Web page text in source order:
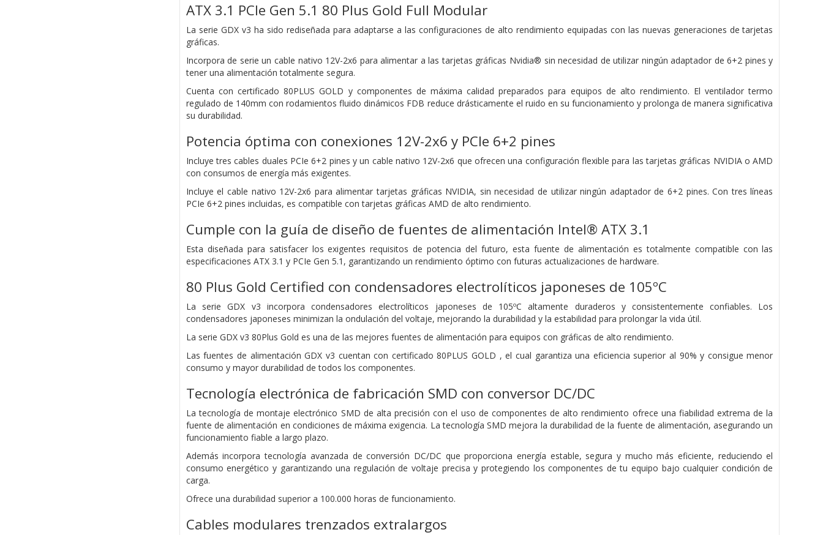
ATX 3.1 PCIe Gen 5.1 80 Plus Gold Full Modular
La serie GDX v3 ha sido rediseñada para adaptarse a las configuraciones de alto rendimiento equipadas con las nuevas generaciones de tarjetas
gráficas.
Incorpora de serie un cable nativo 12V-2x6 para alimentar a las tarjetas gráficas Nvidia® sin necesidad de utilizar ningún adaptador de 6+2 pines y
tener una alimentación totalmente segura.
Cuenta con certificado 80PLUS GOLD y componentes de máxima calidad preparados para equipos de alto rendimiento. El ventilador termo
regulado de 140mm con rodamientos fluido dinámicos FDB reduce drásticamente el ruido en su funcionamiento y prolonga de manera significativa
su durabilidad.
Potencia óptima con conexiones 12V-2x6 y PCIe 6+2 pines
Incluye tres cables duales PCIe 6+2 pines y un cable nativo 12V-2x6 que ofrecen una configuración flexible para las tarjetas gráficas NVIDIA o AMD
con consumos de energía más exigentes.
Incluye el cable nativo 12V-2x6 para alimentar tarjetas gráficas NVIDIA, sin necesidad de utilizar ningún adaptador de 6+2 pines. Con tres líneas
PCIe 6+2 pines incluidas, es compatible con tarjetas gráficas AMD de alto rendimiento.
Cumple con la guía de diseño de fuentes de alimentación Intel® ATX 3.1
Esta diseñada para satisfacer los exigentes requisitos de potencia del futuro, esta fuente de alimentación es totalmente compatible con las
especificaciones ATX 3.1 y PCIe Gen 5.1, garantizando un rendimiento óptimo con futuras actualizaciones de hardware.
80 Plus Gold Certified con condensadores electrolíticos japoneses de 105ºC
La serie GDX v3 incorpora condensadores electrolíticos japoneses de 105ºC altamente duraderos y consistentemente confiables. Los
condensadores japoneses minimizan la ondulación del voltaje, mejorando la durabilidad y la estabilidad para prolongar la vida útil.
La serie GDX v3 80Plus Gold es una de las mejores fuentes de alimentación para equipos con gráficas de alto rendimiento.
Las fuentes de alimentación GDX v3 cuentan con certificado 80PLUS GOLD , el cual garantiza una eficiencia superior al 90% y consigue menor
consumo y mayor durabilidad de todos los componentes.
Tecnología electrónica de fabricación SMD con conversor DC/DC
La tecnología de montaje electrónico SMD de alta precisión con el uso de componentes de alto rendimiento ofrece una fiabilidad extrema de la
fuente de alimentación en condiciones de máxima exigencia. La tecnología SMD mejora la durabilidad de la fuente de alimentación, asegurando un
funcionamiento fiable a largo plazo.
Además incorpora tecnología avanzada de conversión DC/DC que proporciona energía estable, segura y mucho más eficiente, reduciendo el
consumo energético y garantizando una regulación de voltaje precisa y protegiendo los componentes de tu equipo bajo cualquier condición de
carga.
Ofrece una durabilidad superior a 100.000 horas de funcionamiento.
Cables modulares trenzados extralargos